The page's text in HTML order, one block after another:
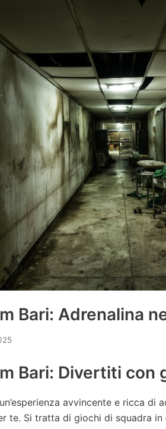
Bari: Adrenalina
Bari: Divertiti con
avvincente e ricca di
te. Si tratta di giochi di squadra